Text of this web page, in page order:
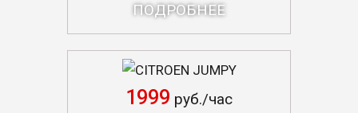
ПОДРОБНЕЕ
CITROEN JUMPY
1999 руб./час